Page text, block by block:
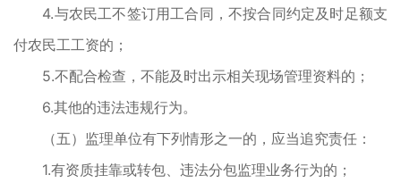
4.与农民工不签订用工合同，不按合同约定及时足额支
付农民工工资的；
5.不配合检查，不能及时出示相关现场管理资料的；
6.其他的违法违规行为。
（五）监理单位有下列情形之一的，应当追究责任：
1.有资质挂靠或转包、违法分包监理业务行为的；